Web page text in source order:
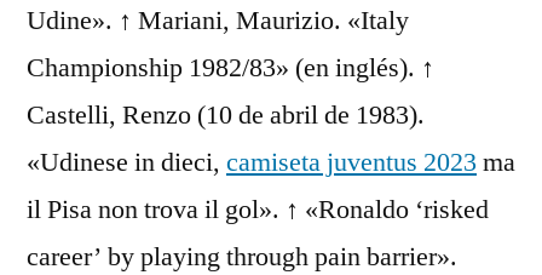
Udine». ↑ Mariani, Maurizio. «Italy
Championship 1982/83» (en inglés). ↑
Castelli, Renzo (10 de abril de 1983).
«Udinese in dieci, camiseta juventus 2023 ma
il Pisa non trova il gol». ↑ «Ronaldo ‘risked
career’ by playing through pain barrier».